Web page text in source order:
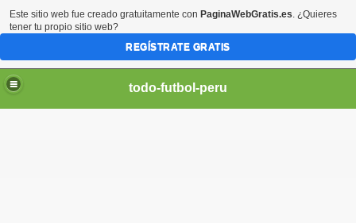
todo-futbol-peru
Este sitio web fue creado gratuitamente con PaginaWebGratis.es. ¿Quieres
tener tu propio sitio web?
REGÍSTRATE GRATIS